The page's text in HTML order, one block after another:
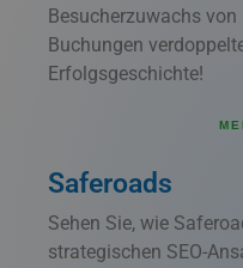
Besucherzuwachs von
Buchungen
Erfolgsgeschichte!
Saferoads
Sehen Sie, wie
strategischen SEO-